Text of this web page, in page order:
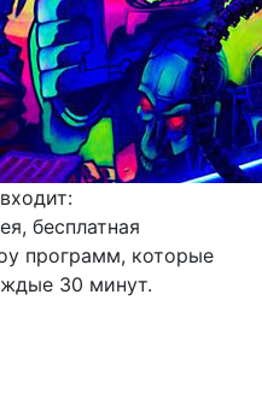
бесплатная
программ, которые
30 минут.